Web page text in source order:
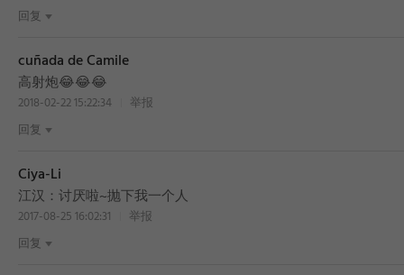
回复
cuñada de Camile
高射炮😂😂😂
2018-02-22 15:22:34
举报
回复
Ciya-Li
江汉：讨厌啦~抛下我一个人
2017-08-25 16:02:31
举报
回复